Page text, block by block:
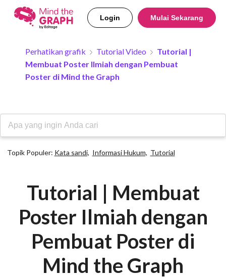
Login Mulai Sekarang
Perhatikan grafik Tutorial Video
Tutorial |
Membuat Poster Ilmiah dengan Pembuat
Poster di Mind the Graph
Topik Populer: Kata sandi, Informasi Hukum, Tutorial
Tutorial | Membuat
Poster Ilmiah dengan
Pembuat Poster di
Mind the Graph